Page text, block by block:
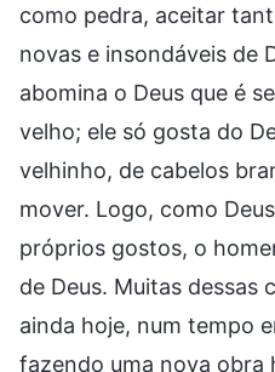
como pedra, aceitar
novas e insondáveis de
abomina o Deus que é
velho; ele só gosta do
velhinho, de cabelos
mover. Logo, como
próprios gostos, o
de Deus. Muitas dessas
ainda hoje, num tempo
fazendo uma nova obra